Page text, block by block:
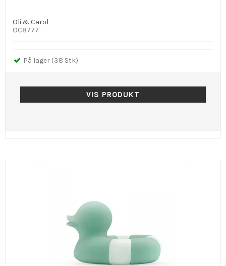
Oli & Carol
OC8777
På lager (38 Stk)
VIS PRODUKT